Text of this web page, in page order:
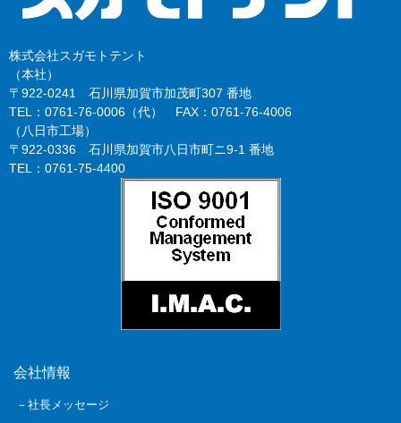
株式会社スガモトテント
（本社）
〒922-0241 石川県加賀市加茂町307 番地
TEL：0761-76-0006（代） FAX：0761-76-4006
（八日市工場）
〒922-0336 石川県加賀市八日市町ニ9-1 番地
TEL：0761-75-4400
会社情報
－社長メッセージ